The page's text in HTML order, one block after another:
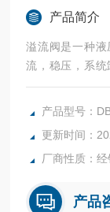
产品简介
溢流阀是一种
流，稳压，系统
中，由于O形密
接头的松动，
产品型号：
更新时间：
厂商性质：经
产品